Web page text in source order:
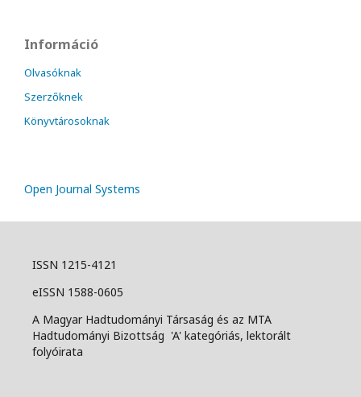
Információ
Olvasóknak
Szerzőknek
Könyvtárosoknak
Open Journal Systems
ISSN 1215-4121
eISSN 1588-0605
A Magyar Hadtudományi Társaság és az MTA
Hadtudományi Bizottság 'A' kategóriás, lektorált
folyóirata